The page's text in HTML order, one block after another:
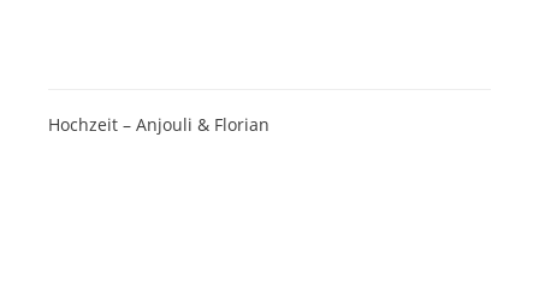
Hochzeit – Anjouli & Florian